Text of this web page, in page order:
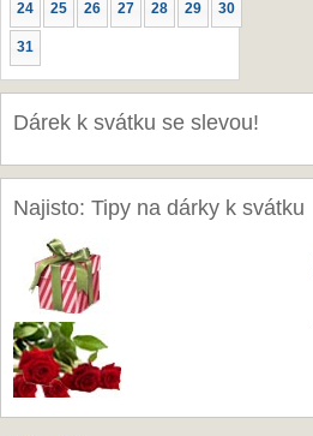
24 25 26 27 28 29 30
31
Dárek k svátku se slevou!
Najisto: Tipy na dárky k svátku